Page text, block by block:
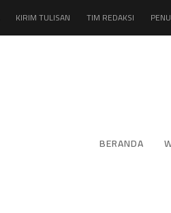
KIRIM TULISAN TIM REDAKSI
BERANDA